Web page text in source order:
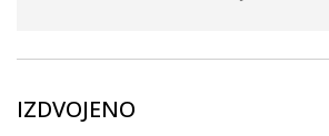
IZDVOJENO